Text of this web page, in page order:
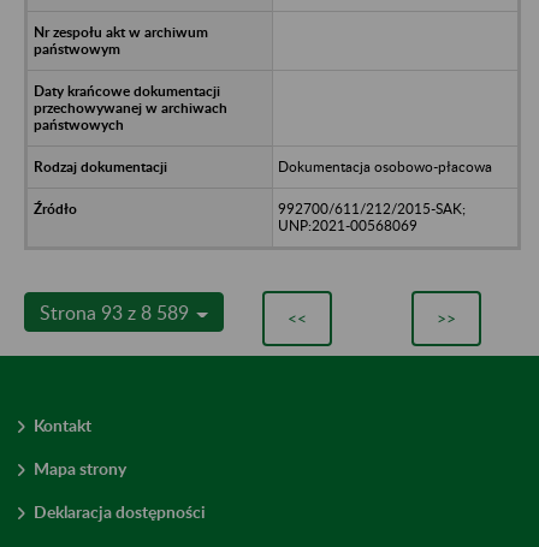
Dokumentacja osobowo-płacowa
992700/611/212/2015-SAK;
UNP:2021-00568069
Strona 93 z 8 589 << >>
Kontakt
Mapa strony
Deklaracja dostępności